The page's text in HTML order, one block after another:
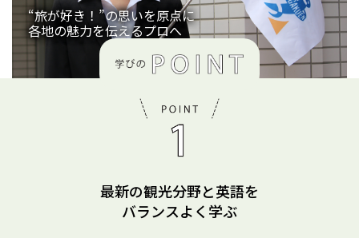
“旅が好き！”の思いを原点に
各地の魅力を伝えるプロへ
最新の観光分野と英語を
バランスよく学ぶ